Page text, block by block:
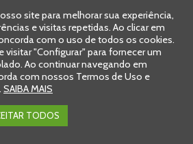
© 2026 · R. Marechal Deodoro, 450, 14º
- Fax: 41 3323-2124
site para melhorar sua experiência,
e visitas repetidas. Ao clicar em
com o uso de todos os cookies.
"Configurar" para fornecer um
Ao continuar navegando em
com nossos Termos de Uso e
SAIBA MAIS
TODOS